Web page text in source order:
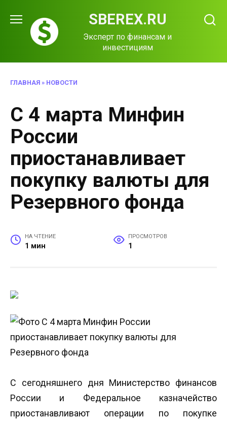
содержанию
SBEREX.RU
Эксперт по финансам и
инвестициям
ГЛАВНАЯ » НОВОСТИ
С 4 марта Минфин
России
приостанавливает
покупку валюты для
Резервного фонда
НА ЧТЕНИЕ
1 мин
ПРОСМОТРОВ
1
С сегодняшнего дня Министерство финансов
России и Федеральное казначейство
приостанавливают операции по покупке